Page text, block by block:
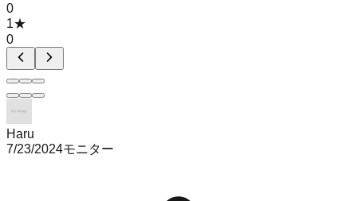
0
1★
0
Haru
7/23/2024モニター